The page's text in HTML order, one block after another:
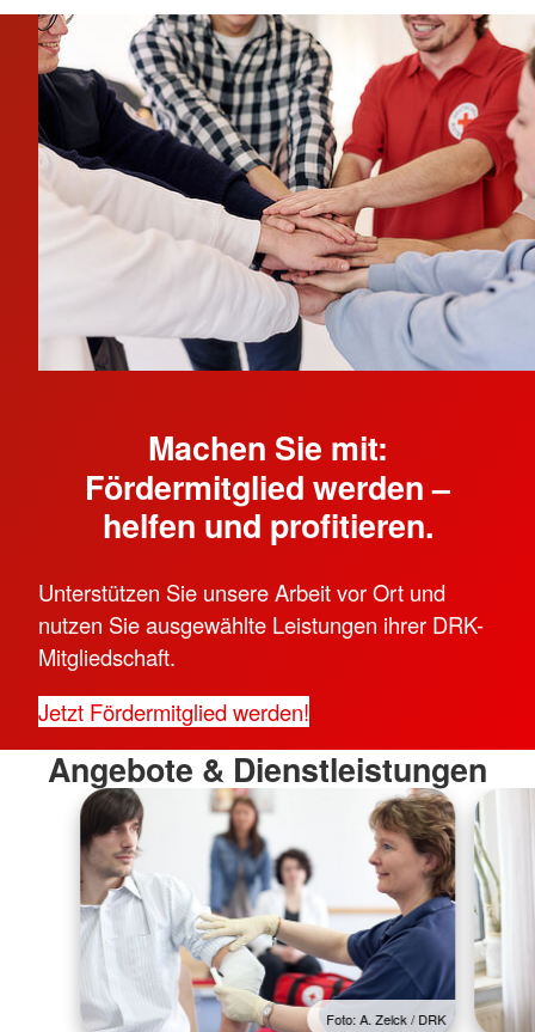
ausbildung(at)drk-vechta(dot)de
Tel.:
04441 99949-802
Wir freuen uns auf einen offenen Austausch,
viele schöne Gespräche und eine gemeinsame,
entspannte Zeit.
Mehr anzeigen
Machen Sie mit:
Fördermitglied werden –
helfen und profitieren.
Unterstützen Sie unsere Arbeit vor Ort und
nutzen Sie ausgewählte Leistungen ihrer DRK-
Mitgliedschaft.
Jetzt Fördermitglied werden!
Angebote & Dienstleistungen
Foto: A. Zelck / DRK